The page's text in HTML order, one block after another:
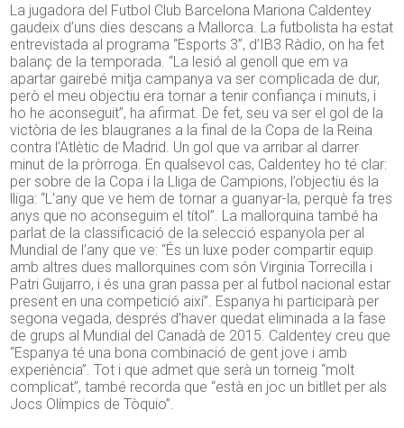
La jugadora del Futbol Club Barcelona Mariona Caldentey
gaudeix d’uns dies descans a Mallorca. La futbolista ha estat
entrevistada al programa “Esports 3”, d’IB3 Ràdio, on ha fet
balanç de la temporada. “La lesió al genoll que em va
apartar gairebé mitja campanya va ser complicada de dur,
però el meu objectiu era tornar a tenir confiança i minuts, i
ho he aconseguit”, ha afirmat. De fet, seu va ser el gol de la
victòria de les blaugranes a la final de la Copa de la Reina
contra l’Atlètic de Madrid. Un gol que va arribar al darrer
minut de la pròrroga. En qualsevol cas, Caldentey ho té clar:
per sobre de la Copa i la Lliga de Campions, l’objectiu és la
lliga: “L’any que ve hem de tornar a guanyar-la, perquè fa tres
anys que no aconseguim el títol”. La mallorquina també ha
parlat de la classificació de la selecció espanyola per al
Mundial de l’any que ve: “És un luxe poder compartir equip
amb altres dues mallorquines com són Virginia Torrecilla i
Patri Guijarro, i és una gran passa per al futbol nacional estar
present en una competició així”. Espanya hi participarà per
segona vegada, després d’haver quedat eliminada a la fase
de grups al Mundial del Canadà de 2015. Caldentey creu que
“Espanya té una bona combinació de gent jove i amb
experiència”. Tot i que admet que serà un torneig “molt
complicat”, també recorda que “està en joc un bitllet per als
Jocs Olímpics de Tòquio”.